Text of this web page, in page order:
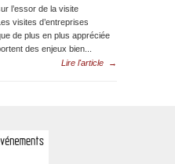
l’essor de la visite
visites d’entreprises
de plus en plus appréciée
des enjeux bien...
Lire l'article
→